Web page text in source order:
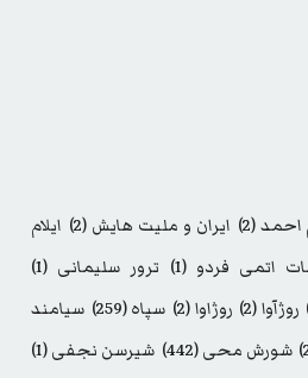
احمد(2) ایران و ملیت هایش (2)
ایلام
اتمی فردو (1) ترور سلیمانی (1)
روژآوا(2) روژاوا(2) سپاه(259)
سیامند
شورش محی(442) شیرسن نجفی(1)